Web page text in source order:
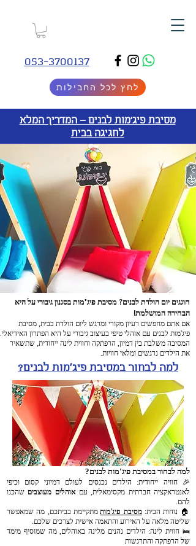
053-3700137
לחץ לכל החבילות
מסיבת פיג'מות לבנים – המדריך המלא
לחגיגה בבית
חוגגים יום הולדת לבנים? מסיבת פיג'מות בסגנון גיבורי על היא
הבחירה המושלמת!
אם אתם מחפשים רעיון מקורי ומרגש ליום הולדת בבית, מסיבת
פיג'מות לבנים עם אוהלי טיפי בעיצוב גיבורי על היא הפתרון האידיאלי.
המסיבה משלבת בין דמיון, הרפתקה וחווית לינה ייחודית, שתשאיר
את הילדים נרגשים ומלאי חוויות.
למה לבחור במסיבת פיג'מות לבנים?
למה לבחור במסיבת פיג'מות לבנים?
🎉 חוויה ייחודית: הילדים נכנסים לעולם דמיוני קסום וכיפי
לאנטראקציה חברתית מקסימאלית, עםאוהלים מעוצבים שהכנו
להם.
🏠 נוחות הבית:מסיבת פיג'מותמתקיימת בביתכם, מה שמאפשר
שליטה מלאה על האירוע והתאמה אישית לצרכים שלכם.
🛌 חווית לינה: הילדים נהנים מלינה באוהלים, מה שמוסיף מימד
של הרפתקה והתרגשות